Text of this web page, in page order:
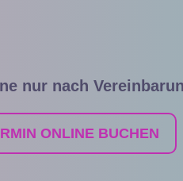
nur nach
ONLINE BUCHEN